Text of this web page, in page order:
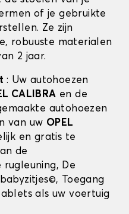
of je gebruikte
Ze zijn
robuuste materialen
2 jaar.
: Uw autohoezen
CALIBRA en de
autohoezen
van uw OPEL
en gratis te
de
De
Toegang
als uw voertuig